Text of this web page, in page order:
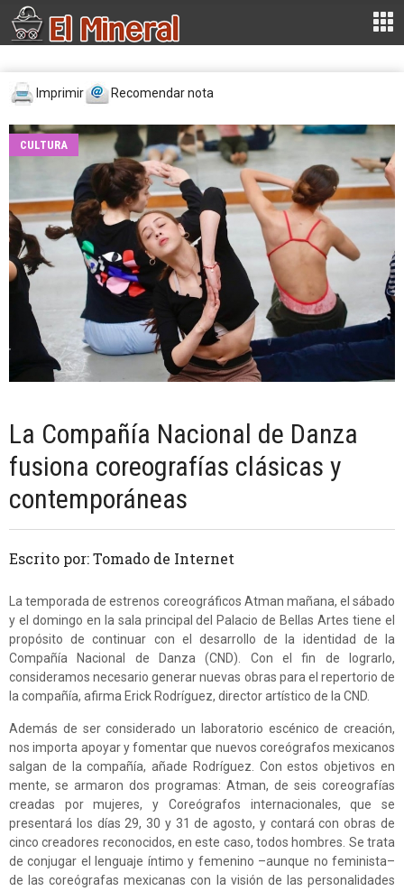
Imprimir Recomendar nota
CULTURA
La Compañía Nacional de Danza
fusiona coreografías clásicas y
contemporáneas
Escrito por: Tomado de Internet
La temporada de estrenos coreográficos Atman mañana, el sábado
y el domingo en la sala principal del Palacio de Bellas Artes tiene el
propósito de continuar con el desarrollo de la identidad de la
Compañía Nacional de Danza (CND). Con el fin de lograrlo,
consideramos necesario generar nuevas obras para el repertorio de
la compañía, afirma Erick Rodríguez, director artístico de la CND.
Además de ser considerado un laboratorio escénico de creación,
nos importa apoyar y fomentar que nuevos coreógrafos mexicanos
salgan de la compañía, añade Rodríguez. Con estos objetivos en
mente, se armaron dos programas: Atman, de seis coreografías
creadas por mujeres, y Coreógrafos internacionales, que se
presentará los días 29, 30 y 31 de agosto, y contará con obras de
cinco creadores reconocidos, en este caso, todos hombres. Se trata
de conjugar el lenguaje íntimo y femenino –aunque no feminista–
de las coreógrafas mexicanas con la visión de las personalidades